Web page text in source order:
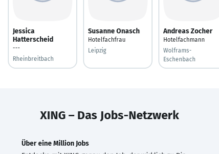
Jessica
Hatterscheid
---
Rheinbreitbach
Susanne Onasch
Hotelfachfrau
Leipzig
Andreas Zocher
Hotelfachmann
Wolframs-
Eschenbach
XING – Das Jobs-Netzwerk
Über eine Million Jobs